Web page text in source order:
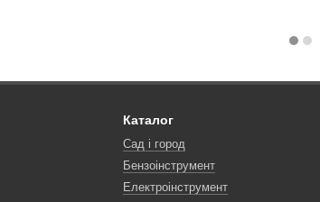
Каталог
Сад і город
Бензоінструмент
Електроінструмент